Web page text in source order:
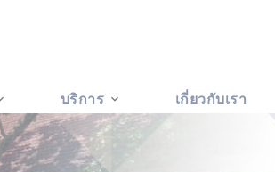
บริการ เกี่ยวกับเรา